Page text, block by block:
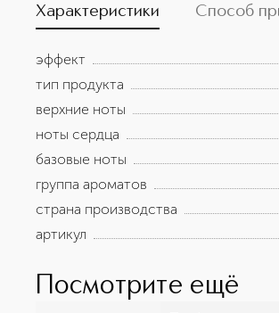
Характеристики Способ
эффект
тип продукта
верхние ноты
ноты сердца
базовые ноты
группа ароматов
страна производства
артикул
Посмотрите ещё